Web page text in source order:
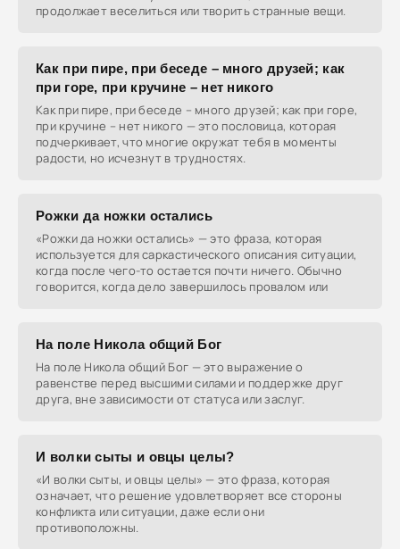
продолжает веселиться или творить странные вещи.
Как при пире, при беседе – много друзей; как
при горе, при кручине – нет никого
Как при пире, при беседе – много друзей; как при горе,
при кручине – нет никого — это пословица, которая
подчеркивает, что многие окружат тебя в моменты
радости, но исчезнут в трудностях.
Рожки да ножки остались
«Рожки да ножки остались» — это фраза, которая
используется для саркастического описания ситуации,
когда после чего-то остается почти ничего. Обычно
говорится, когда дело завершилось провалом или
На поле Никола общий Бог
На поле Никола общий Бог — это выражение о
равенстве перед высшими силами и поддержке друг
друга, вне зависимости от статуса или заслуг.
И волки сыты и овцы целы?
«И волки сыты, и овцы целы» — это фраза, которая
означает, что решение удовлетворяет все стороны
конфликта или ситуации, даже если они
противоположны.